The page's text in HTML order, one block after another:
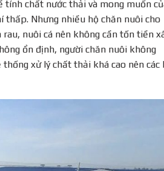
tính chất nước thải và mong muốn
thấp. Nhưng nhiều hộ chăn nuôi cho
nuôi cá nên không cần tốn tiền
ổn định, người chăn nuôi không
xử lý chất thải khá cao nên các